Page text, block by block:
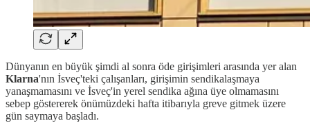
Dünyanın en büyük şimdi al sonra öde girişimleri arasında yer alan
Klarna'nın İsveç'teki çalışanları, girişimin sendikalaşmaya
yanaşmamasını ve İsveç'in yerel sendika ağına üye olmamasını
sebep göstererek önümüzdeki hafta itibarıyla greve gitmek üzere
gün saymaya başladı.